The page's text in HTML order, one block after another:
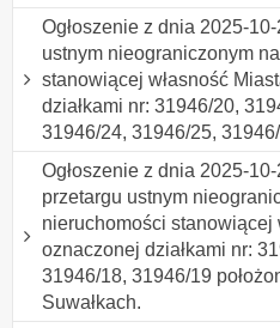
Ogłoszenie z dnia 2025-
ustnym nieograniczonym
stanowiącej własność
działkami nr: 31946/20,
31946/24, 31946/25,
Ogłoszenie z dnia 2025-10-
przetargu ustnym
nieruchomości stanowiącej
oznaczonej działkami nr:
31946/18, 31946/19
Suwałkach.